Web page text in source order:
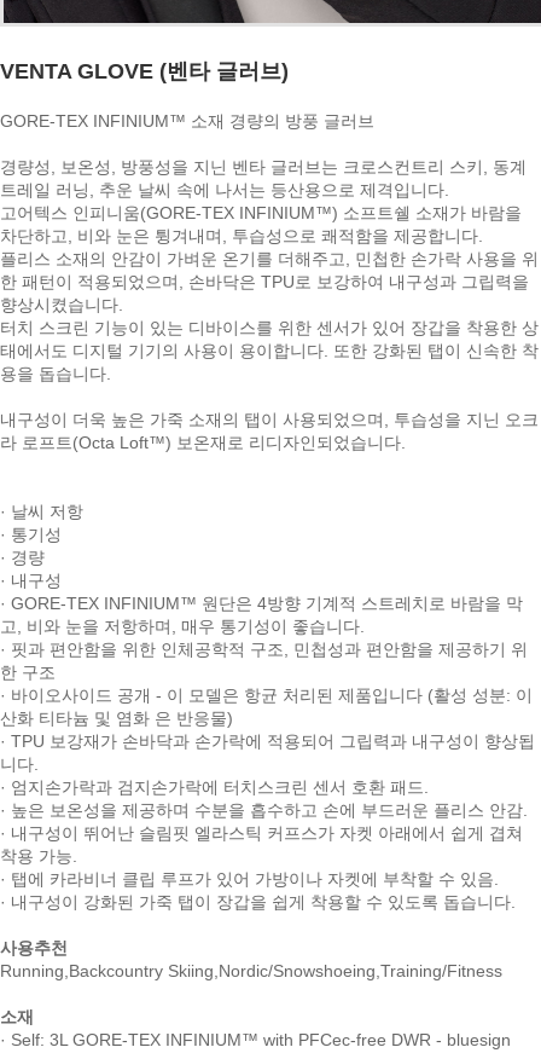
VENTA GLOVE (벤타 글러브)
GORE-TEX INFINIUM™ 소재 경량의 방풍 글러브
경량성, 보온성, 방풍성을 지닌 벤타 글러브는 크로스컨트리 스키, 동계
트레일 러닝, 추운 날씨 속에 나서는 등산용으로 제격입니다.
고어텍스 인피니움(GORE-TEX INFINIUM™) 소프트쉘 소재가 바람을
차단하고, 비와 눈은 튕겨내며, 투습성으로 쾌적함을 제공합니다.
플리스 소재의 안감이 가벼운 온기를 더해주고, 민첩한 손가락 사용을 위
한 패턴이 적용되었으며, 손바닥은 TPU로 보강하여 내구성과 그립력을
향상시켰습니다.
터치 스크린 기능이 있는 디바이스를 위한 센서가 있어 장갑을 착용한 상
태에서도 디지털 기기의 사용이 용이합니다. 또한 강화된 탭이 신속한 착
용을 돕습니다.
내구성이 더욱 높은 가죽 소재의 탭이 사용되었으며, 투습성을 지닌 오크
라 로프트(Octa Loft™) 보온재로 리디자인되었습니다.
· 날씨 저항
· 통기성
· 경량
· 내구성
· GORE-TEX INFINIUM™ 원단은 4방향 기계적 스트레치로 바람을 막
고, 비와 눈을 저항하며, 매우 통기성이 좋습니다.
· 핏과 편안함을 위한 인체공학적 구조, 민첩성과 편안함을 제공하기 위
한 구조
· 바이오사이드 공개 - 이 모델은 항균 처리된 제품입니다 (활성 성분: 이
산화 티타늄 및 염화 은 반응물)
· TPU 보강재가 손바닥과 손가락에 적용되어 그립력과 내구성이 향상됩
니다.
· 엄지손가락과 검지손가락에 터치스크린 센서 호환 패드.
· 높은 보온성을 제공하며 수분을 흡수하고 손에 부드러운 플리스 안감.
· 내구성이 뛰어난 슬림핏 엘라스틱 커프스가 자켓 아래에서 쉽게 겹쳐
착용 가능.
· 탭에 카라비너 클립 루프가 있어 가방이나 자켓에 부착할 수 있음.
· 내구성이 강화된 가죽 탭이 장갑을 쉽게 착용할 수 있도록 돕습니다.
사용추천
Running,Backcountry Skiing,Nordic/Snowshoeing,Training/Fitness
소재
· Self: 3L GORE-TEX INFINIUM™ with PFCec-free DWR - bluesign